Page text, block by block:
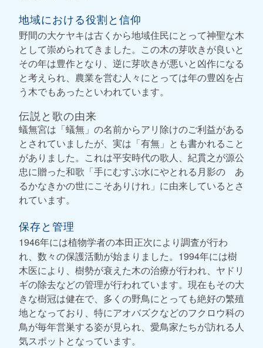
地域における役割と信仰
野間の大ケヤキは古くから地域住民にとって神聖な木
として崇められてきました。この木の芽吹きが良いと
その年は豊作となり、逆に芽吹きが悪いと凶作になる
と考えられ、農業を営む人々にとっては年の豊凶を占
う木でもあったといわれています。
伝説と歌の由来
蟻無宮は「蟻無」の名前からアリ除けのご利益がある
とされていましたが、実は「有無」とも書かれること
がありました。これは平安時代の歌人、紀貫之が源公
忠に贈った和歌「手にむすぶ水にやとれる月影の あ
るかなきかの世にこそありけれ」に由来しているとさ
れています。
保存と管理
1946年には植物学者の本田正次により調査が行わ
れ、数々の保護活動が始まりました。1994年には樹
木医により、樹勢が衰えた木の治療が行われ、ヤドリ
ギの除去などの管理が行われています。現在もその大
きな樹冠は健在で、多くの野鳥にとっても絶好の繁殖
地となっており、特にアオバズクなどのフクロウ科の
鳥が毎年営巣する姿が見られ、愛鳥家たちが訪れる人
気スポットとなっています。